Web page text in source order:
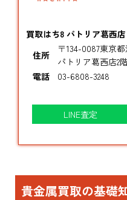
買取はち8 パトリア葛西店
住所
〒134-0087東京
パトリア葛西店2
電話
03-6808-3248
LINE査定
貴金属買取の基礎